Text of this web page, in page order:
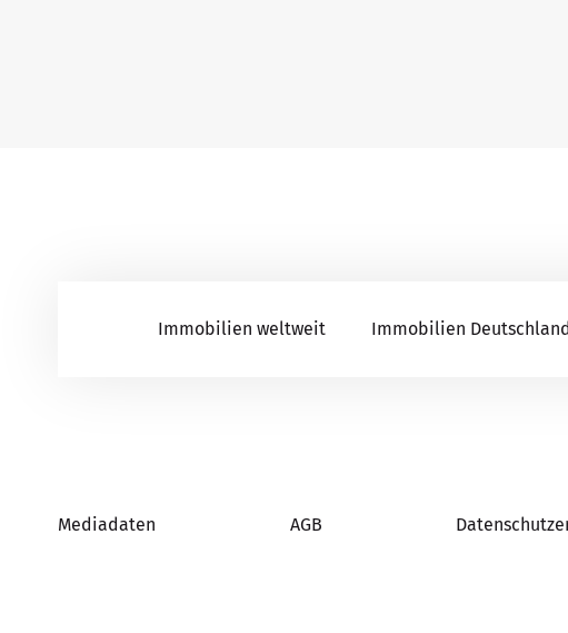
Immobilien weltweit Immobilien Deutschland
Mediadaten AGB